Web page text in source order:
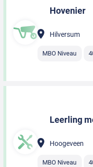
Hovenier
Hilversum
MBO Niveau
Leerling
Hoogeveen
MBO Niveau